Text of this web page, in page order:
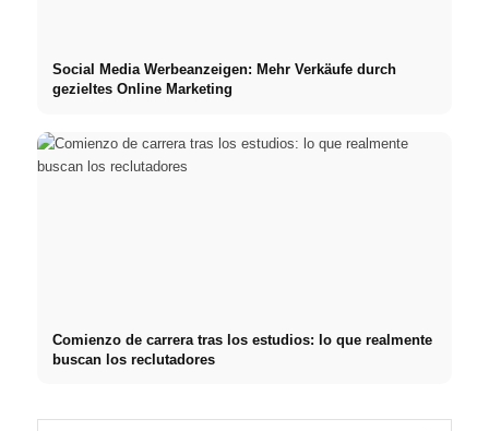
Social Media Werbeanzeigen: Mehr Verkäufe durch
gezieltes Online Marketing
Comienzo de carrera tras los estudios: lo que realmente
buscan los reclutadores